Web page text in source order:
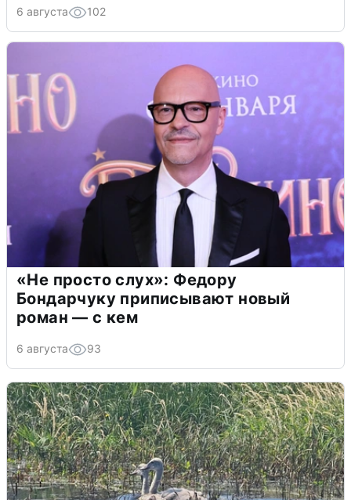
6 августа 102
«Не просто слух»: Федору
Бондарчуку приписывают новый
роман — с кем
6 августа 93